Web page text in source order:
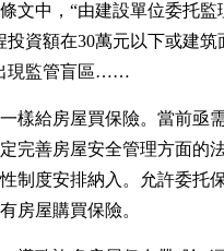
文中，“由建設單位委托
資額在30萬元以下或建
現監管盲區……
樣給房屋買保險。當前亟
完善房屋安全管理方面的
制度安排納入。允許委托
房屋購買保險。